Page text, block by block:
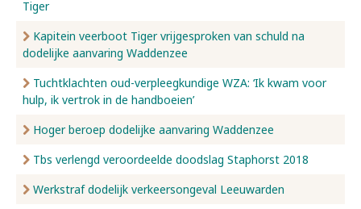
Tiger
Kapitein veerboot Tiger vrijgesproken van schuld na
dodelijke aanvaring Waddenzee
Tuchtklachten oud-verpleegkundige WZA: ‘Ik kwam voor
hulp, ik vertrok in de handboeien’
Hoger beroep dodelijke aanvaring Waddenzee
Tbs verlengd veroordeelde doodslag Staphorst 2018
Werkstraf dodelijk verkeersongeval Leeuwarden